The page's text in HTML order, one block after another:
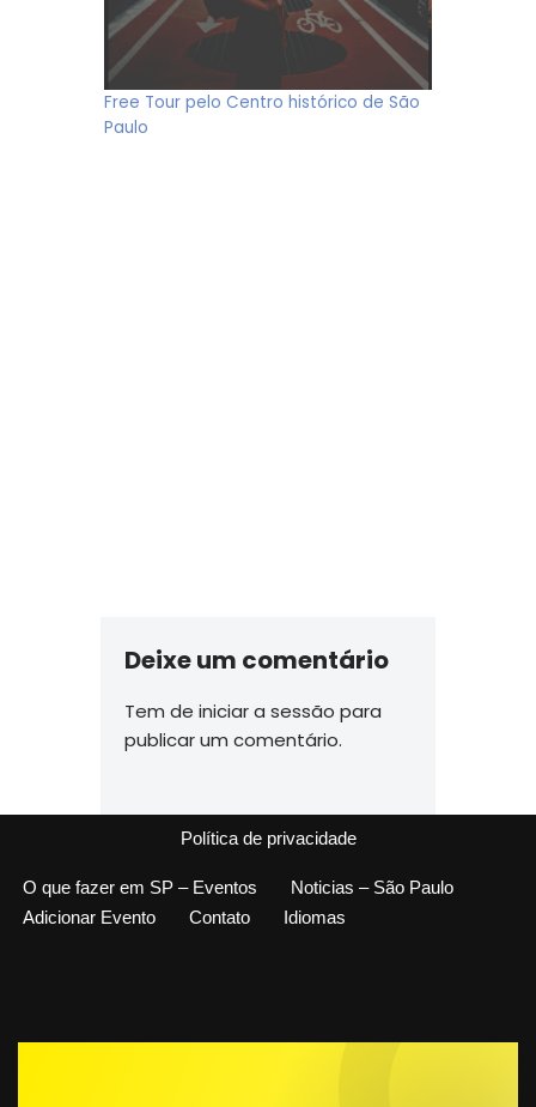
Free Tour pelo Centro histórico de São
Paulo
Deixe um comentário
Tem de iniciar a sessão para
publicar um comentário.
Política de privacidade
O que fazer em SP – Eventos
Noticias – São Paulo
Adicionar Evento
Contato Idiomas